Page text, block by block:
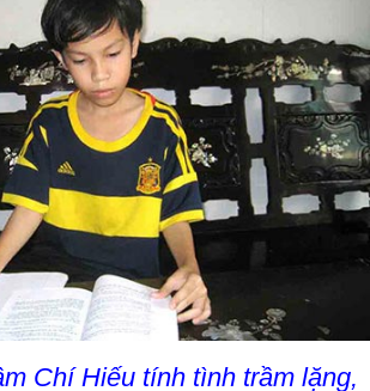
Chí Hiếu tính tình trầm lặng,